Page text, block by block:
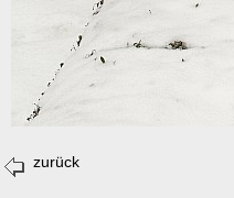
zurück